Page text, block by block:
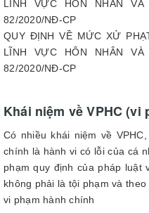
QUY ĐỊNH VỀ MỨC XỬ
LĨNH VỰC HÔN NHÂN
82/2020/NĐ-CP
Khái niệm về VPHC (vi
Có nhiều khái niệm về
chính là hành vi có lỗi của cá
phạm quy định của pháp luật
không phải là tội phạm và
vi phạm hành chính